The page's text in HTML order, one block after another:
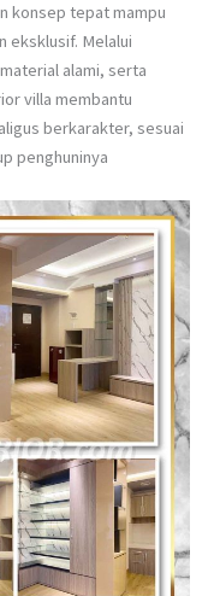
konsep tepat mampu
eksklusif. Melalui
alami, serta
villa membantu
berkarakter, sesuai
penghuninya